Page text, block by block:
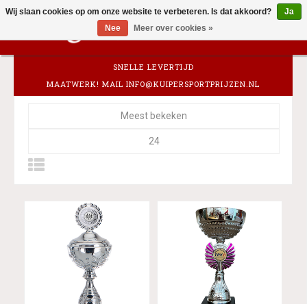
0
SNELLE LEVERTIJD
MAATWERK! MAIL INFO@KUIPERSPORTPRIJZEN.NL
Meest bekeken
24
Wij slaan cookies op om onze website te verbeteren. Is dat akkoord?
Ja
Nee
Meer over cookies »